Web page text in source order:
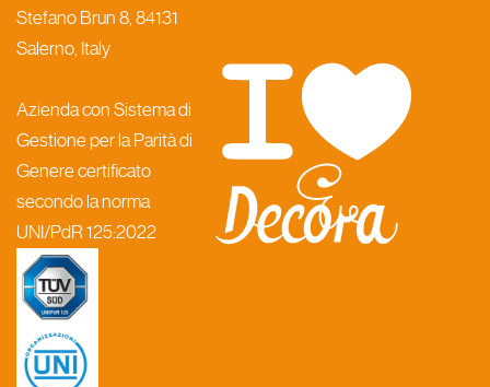
Stefano Brun 8, 84131
Salerno, Italy
Azienda con Sistema di
Gestione per la Parità di
Genere certificato
secondo la norma
UNI/PdR 125:2022